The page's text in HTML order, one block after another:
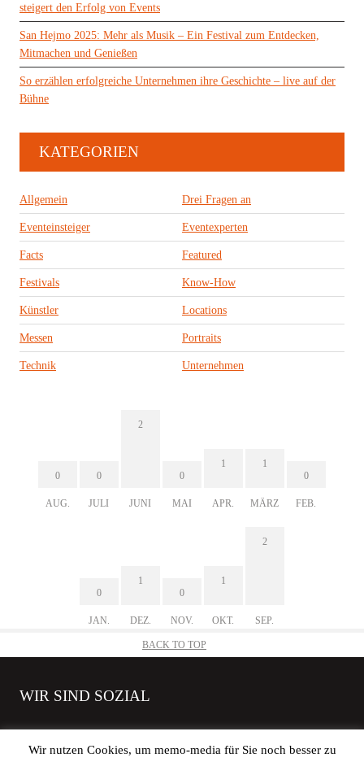
steigert den Erfolg von Events
San Hejmo 2025: Mehr als Musik – Ein Festival zum Entdecken,
Mitmachen und Genießen
So erzählen erfolgreiche Unternehmen ihre Geschichte – live auf der
Bühne
KATEGORIEN
Allgemein Drei Fragen an
Eventeinsteiger Eventexperten
Facts Featured
Festivals Know-How
Künstler Locations
Messen Portraits
Technik Unternehmen
0
AUG.
0
JULI
2
JUNI
0
MAI
1
APR.
1
MÄRZ
0
FEB.
0
JAN.
1
DEZ.
0
NOV.
1
OKT.
2
SEP.
BACK TO TOP
WIR SIND SOZIAL
Wir nutzen Cookies, um memo-media für Sie noch besser zu